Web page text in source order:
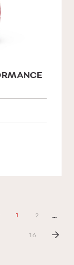
1 2 ...
16